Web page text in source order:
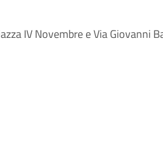
IV Novembre e Via Giovanni